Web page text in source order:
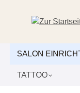
SALON
TATTOO